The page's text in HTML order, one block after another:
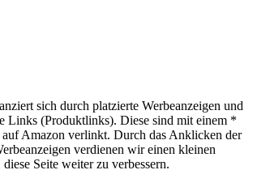
sich durch platzierte Werbeanzeigen und
Links (Produktlinks). Diese sind mit einem *
Amazon verlinkt. Durch das Anklicken der
verdienen wir einen kleinen
Seite weiter zu verbessern.